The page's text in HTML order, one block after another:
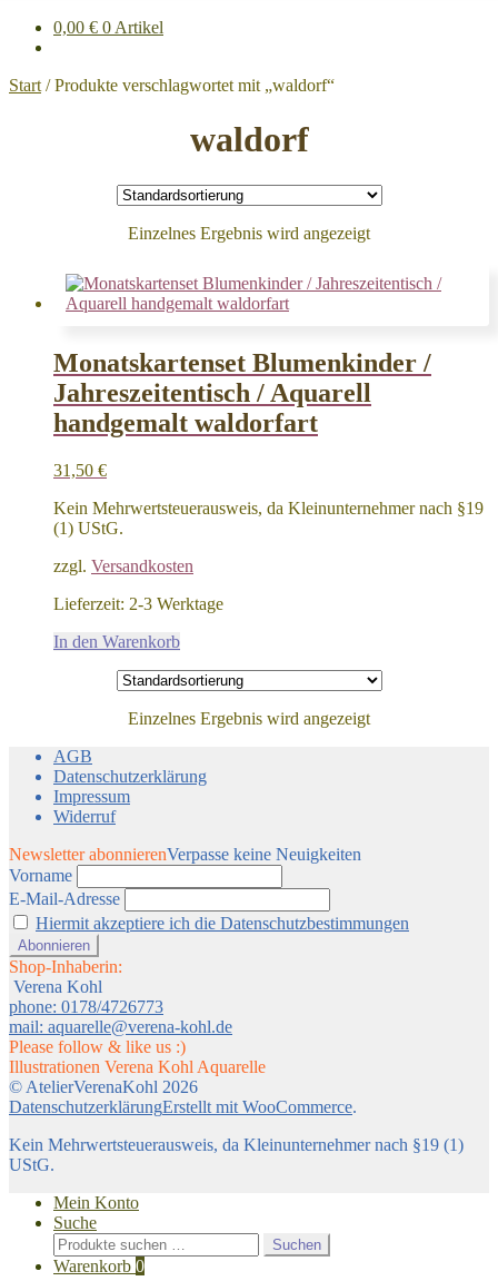
0,00 € 0 Artikel
Start /Produkte verschlagwortet mit „waldorf“
waldorf
Einzelnes Ergebnis wird angezeigt
Monatskartenset Blumenkinder /
Jahreszeitentisch / Aquarell
handgemalt waldorfart
31,50 €
Kein Mehrwertsteuerausweis, da Kleinunternehmer nach §19
(1) UStG.
zzgl. Versandkosten
Lieferzeit: 2-3 Werktage
In den Warenkorb
Einzelnes Ergebnis wird angezeigt
AGB
Datenschutzerklärung
Impressum
Widerruf
Newsletter abonnierenVerpasse keine Neuigkeiten
Vorname
E-Mail-Adresse
Hiermit akzeptiere ich die Datenschutzbestimmungen
Shop-Inhaberin:
Verena Kohl
phone: 0178/4726773
mail: aquarelle@verena-kohl.de
Please follow & like us :)
Illustrationen Verena Kohl Aquarelle
© AtelierVerenaKohl 2026
DatenschutzerklärungErstellt mit WooCommerce.
Kein Mehrwertsteuerausweis, da Kleinunternehmer nach §19 (1)
UStG.
Mein Konto
Suche
Suchen
nach:
Suchen
Warenkorb 0